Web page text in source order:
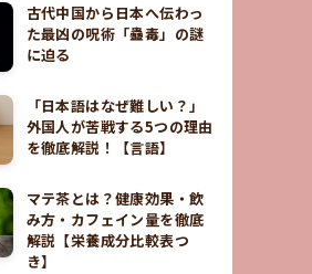
古代中国から日本へ伝わっ
た最凶の呪術「蠱毒」の謎
に迫る
「日本語はなぜ難しい？」
外国人が苦戦する5つの理由
を徹底解説！【言語】
マテ茶とは？健康効果・飲
み方・カフェイン量を徹底
解説【栄養成分比較表つ
き】